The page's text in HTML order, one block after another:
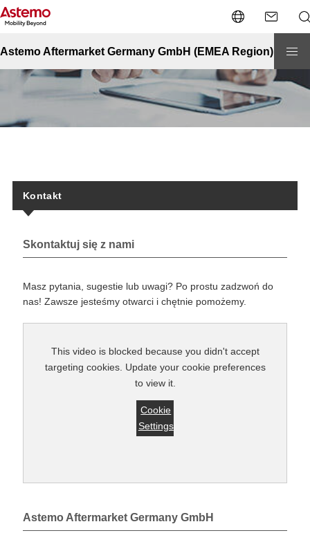
Astemo Aftermarket Germany GmbH (EMEA Region)
Strona główna
Kontakt
Skontaktuj się z nami
Masz pytania, sugestie lub uwagi? Po prostu zadzwoń do
nas! Zawsze jesteśmy otwarci i chętnie pomożemy.
This video is blocked because you didn't accept
targeting cookies. Update your cookie preferences
to view it.
Cookie
Settings
Astemo Aftermarket Germany GmbH